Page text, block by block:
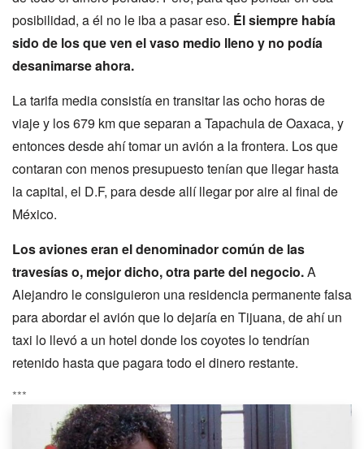
posibilidad, a él no le iba a pasar eso. Él siempre había
sido de los que ven el vaso medio lleno y no podía
desanimarse ahora.
La tarifa media consistía en transitar las ocho horas de
viaje y los 679 km que separan a Tapachula de Oaxaca, y
entonces desde ahí tomar un avión a la frontera. Los que
contaran con menos presupuesto tenían que llegar hasta
la capital, el D.F, para desde allí llegar por aire al final de
México.
Los aviones eran el denominador común de las
travesías o, mejor dicho, otra parte del negocio.A
Alejandro le consiguieron una residencia permanente falsa
para abordar el avión que lo dejaría en Tijuana, de ahí un
taxi lo llevó a un hotel donde los coyotes lo tendrían
retenido hasta que pagara todo el dinero restante.
***